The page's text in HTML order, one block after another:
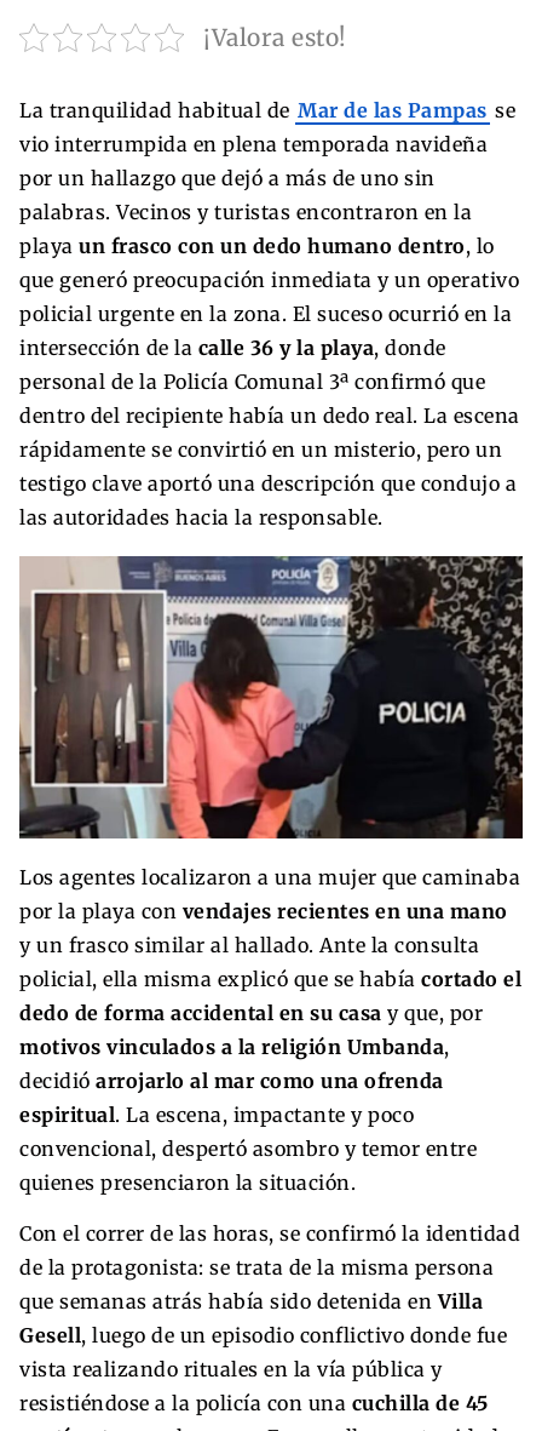
¡Valora esto!
La tranquilidad habitual de Mar de las Pampas se
vio interrumpida en plena temporada navideña
por un hallazgo que dejó a más de uno sin
palabras. Vecinos y turistas encontraron en la
playa un frasco con un dedo humano dentro, lo
que generó preocupación inmediata y un operativo
policial urgente en la zona. El suceso ocurrió en la
intersección de la calle 36 y la playa, donde
personal de la Policía Comunal 3ª confirmó que
dentro del recipiente había un dedo real. La escena
rápidamente se convirtió en un misterio, pero un
testigo clave aportó una descripción que condujo a
las autoridades hacia la responsable.
Los agentes localizaron a una mujer que caminaba
por la playa con vendajes recientes en una mano
y un frasco similar al hallado. Ante la consulta
policial, ella misma explicó que se había cortado el
dedo de forma accidental en su casa y que, por
motivos vinculados a la religión Umbanda,
decidió arrojarlo al mar como una ofrenda
espiritual. La escena, impactante y poco
convencional, despertó asombro y temor entre
quienes presenciaron la situación.
Con el correr de las horas, se confirmó la identidad
de la protagonista: se trata de la misma persona
que semanas atrás había sido detenida enVilla
Gesell, luego de un episodio conflictivo donde fue
vista realizando rituales en la vía pública y
resistiéndose a la policía con una cuchilla de 45